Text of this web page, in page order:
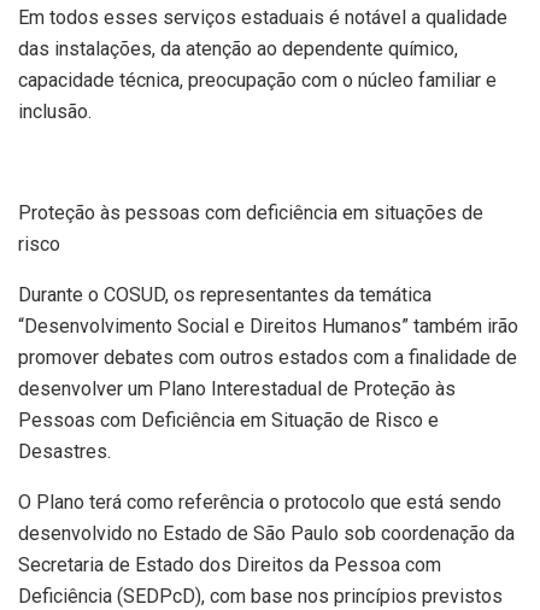
Em todos esses serviços estaduais é notável a qualidade
das instalações, da atenção ao dependente químico,
capacidade técnica, preocupação com o núcleo familiar e
inclusão.
Proteção às pessoas com deficiência em situações de
risco
Durante o COSUD, os representantes da temática
“Desenvolvimento Social e Direitos Humanos” também irão
promover debates com outros estados com a finalidade de
desenvolver um Plano Interestadual de Proteção às
Pessoas com Deficiência em Situação de Risco e
Desastres.
O Plano terá como referência o protocolo que está sendo
desenvolvido no Estado de São Paulo sob coordenação da
Secretaria de Estado dos Direitos da Pessoa com
Deficiência (SEDPcD), com base nos princípios previstos